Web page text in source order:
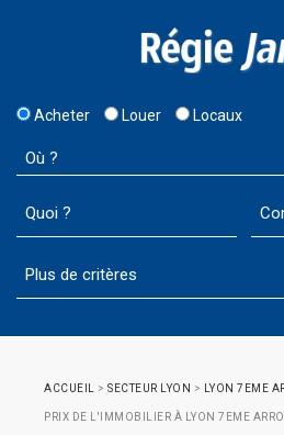
Acheter Louer Locaux
ACCUEIL > SECTEUR LYON > LYON 7EME
PRIX DE L'IMMOBILIER À LYON 7EME